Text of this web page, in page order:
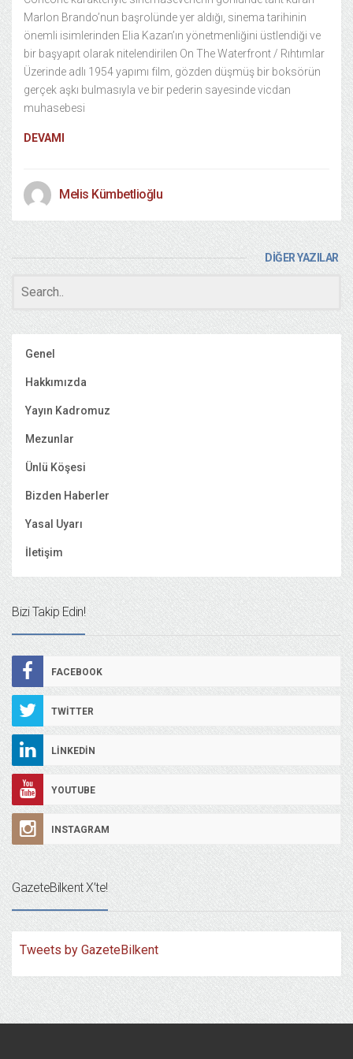
Marlon Brando’nun başrolünde yer aldığı, sinema tarihinin
önemli isimlerinden Elia Kazan’ın yönetmenliğini üstlendiği ve
bir başyapıt olarak nitelendirilen On The Waterfront / Rıhtımlar
Üzerinde adlı 1954 yapımı film, gözden düşmüş bir boksörün
gerçek aşkı bulmasıyla ve bir pederin sayesinde vicdan
muhasebesi
DEVAMI
Melis Kümbetlioğlu
DİĞER YAZILAR
Genel
Hakkımızda
Yayın Kadromuz
Mezunlar
Ünlü Köşesi
Bizden Haberler
Yasal Uyarı
İletişim
Bizi Takip Edin!
FACEBOOK
TWITTER
LINKEDIN
YOUTUBE
INSTAGRAM
GazeteBilkent X’te!
Tweets by GazeteBilkent